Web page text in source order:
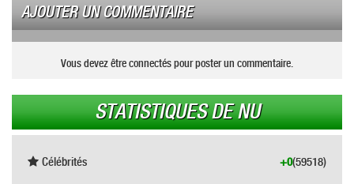
AJOUTER UN COMMENTAIRE
Vous devez être connectés pour poster un commentaire.
STATISTIQUES DE NU
Célébrités (59518)
+0